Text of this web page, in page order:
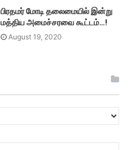
பிரதமர் மோடி தலைமையில் இன்று
மத்திய அமைச்சரவை கூட்டம்…!
August 19, 2020